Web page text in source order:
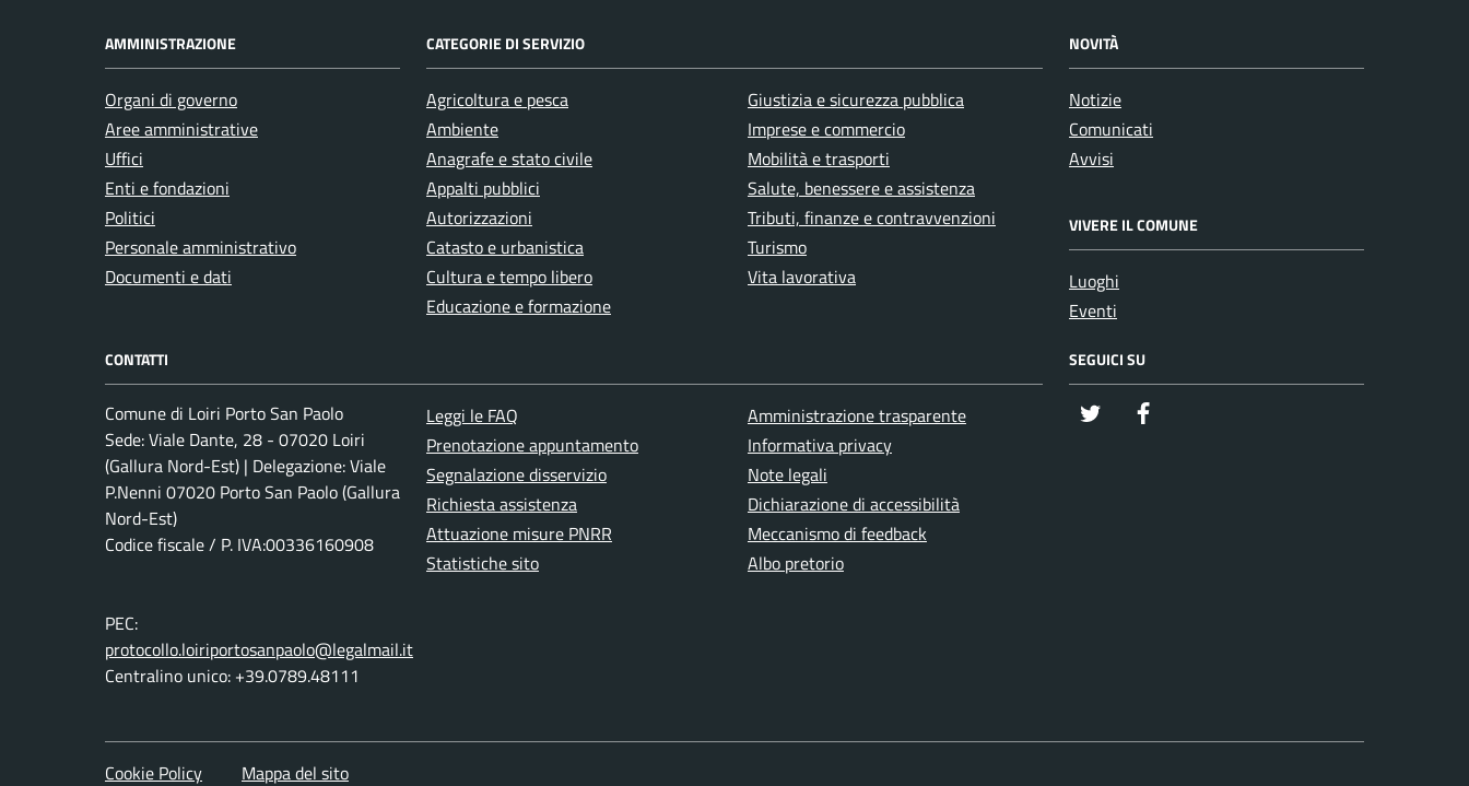
AMMINISTRAZIONE
Organi di governo
Aree amministrative
Uffici
Enti e fondazioni
Politici
Personale amministrativo
Documenti e dati
CATEGORIE DI SERVIZIO
Agricoltura e pesca
Ambiente
Anagrafe e stato civile
Appalti pubblici
Autorizzazioni
Catasto e urbanistica
Cultura e tempo libero
Educazione e formazione
Giustizia e sicurezza pubblica
Imprese e commercio
Mobilità e trasporti
Salute, benessere e assistenza
Tributi, finanze e contravvenzioni
Turismo
Vita lavorativa
NOVITÀ
Notizie
Comunicati
Avvisi
VIVERE IL COMUNE
Luoghi
Eventi
CONTATTI
Comune di Loiri Porto San Paolo
Sede: Viale Dante, 28 - 07020 Loiri
(Gallura Nord-Est) | Delegazione: Viale
P.Nenni 07020 Porto San Paolo (Gallura
Nord-Est)
Codice fiscale / P. IVA:00336160908
PEC:
protocollo.loiriportosanpaolo@legalmail.it
Centralino unico: +39.0789.48111
Leggi le FAQ
Prenotazione appuntamento
Segnalazione disservizio
Richiesta assistenza
Attuazione misure PNRR
Statistiche sito
Amministrazione trasparente
Informativa privacy
Note legali
Dichiarazione di accessibilità
Meccanismo di feedback
Albo pretorio
SEGUICI SU
twitter
Cookie Policy Mappa del sito